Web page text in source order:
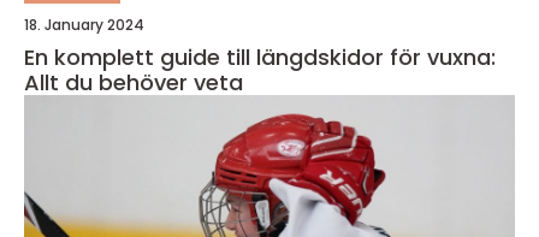
18. January 2024
En komplett guide till längdskidor för vuxna:
Allt du behöver veta